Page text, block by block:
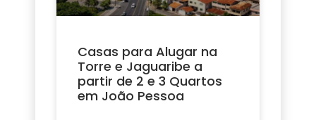
Casas para Alugar na
Torre e Jaguaribe a
partir de 2 e 3 Quartos
em João Pessoa